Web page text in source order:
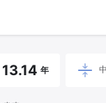
13.14 年